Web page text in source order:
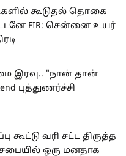
கூடுதல் தொகை
FIR: சென்னை உயர்
இரவு.. "நான் தான்
புத்துணர்ச்சி
கூட்டு வரி சட்ட திருத்த
ஒரு மனதாக